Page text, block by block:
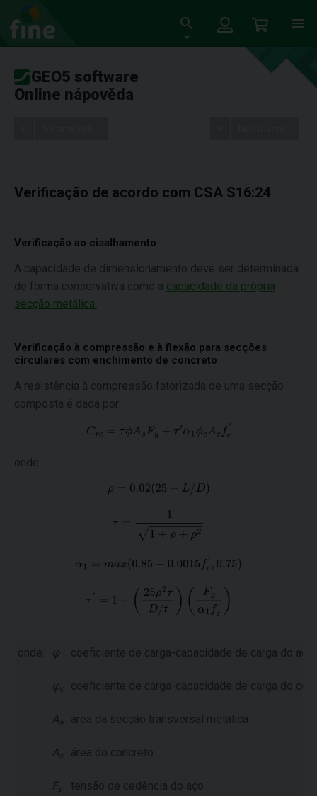
GEO5 software
Online nápověda
Verificação de acordo com CSA S16:24
Verificação ao cisalhamento
A capacidade de dimensionamento deve ser determinada
de forma conservativa como a capacidade da própria
secção metálica.
Verificação à compressão e à flexão para secções
circulares com enchimento de concreto
A resistência à compressão fatorizada de uma secção
composta é dada por:
onde:
onde: φ coeficiente de carga-capacidade de carga do aço
φ coeficiente de carga-capacidade de carga do
A a área da secção transversal metálica
A área do concreto
F y tensão de cedência do aço